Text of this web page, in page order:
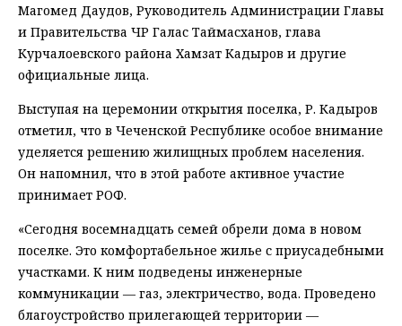
Магомед Даудов, Руководитель Администрации Главы
и Правительства ЧР Галас Таймасханов, глава
Курчалоевского района Хамзат Кадыров и другие
официальные лица.
Выступая на церемонии открытия поселка, Р. Кадыров
отметил, что в Чеченской Республике особое внимание
уделяется решению жилищных проблем населения.
Он напомнил, что в этой работе активное участие
принимает РОФ.
«Сегодня восемнадцать семей обрели дома в новом
поселке. Это комфортабельное жилье с приусадебными
участками. К ним подведены инженерные
коммуникации — газ, электричество, вода. Проведено
благоустройство прилегающей территории —